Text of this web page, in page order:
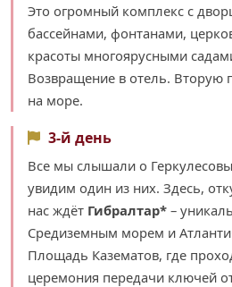
Это огромный комплекс с
бассейнами, фонтанами,
красоты многоярусными
Возвращение в отель. Вторую
на море.
3-й день
Все мы слышали о
увидим один из них. Здесь,
нас ждёт Гибралтар* –
Средиземным морем и
Площадь Казематов, где
церемония передачи ключей